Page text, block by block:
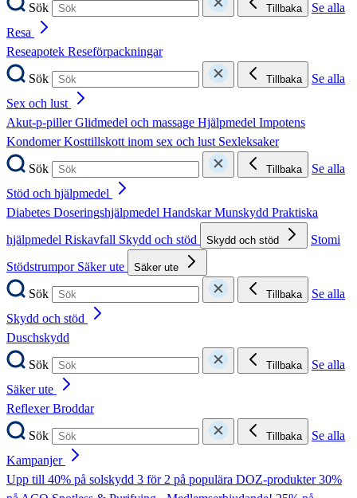
Sök
Tillbaka
Se alla
Resa
Reseapotek Reseförpackningar
Sök
Tillbaka
Se alla
Sex och lust
Akut-p-pillerGlidmedel och massage Hjälpmedel Impotens
KondomerKosttillskott inom sex och lust Sexleksaker
Sök
Tillbaka
Se alla
Stöd och hjälpmedel
Diabetes Doseringshjälpmedel HandskarMunskydd Praktiska
hjälpmedel Riskavfall Skydd och stöd Skydd och stöd
Stomi
Stödstrumpor Säker ute Säker ute
Sök Tillbaka
Se alla
Skydd och stöd
Duschskydd
Sök
Tillbaka
Se alla
Säker ute
ReflexerBroddar
Sök
Tillbaka
Se alla
Kampanjer
Upp till 40% på solskydd 3 för 2 på populära DOZ-produkter30%